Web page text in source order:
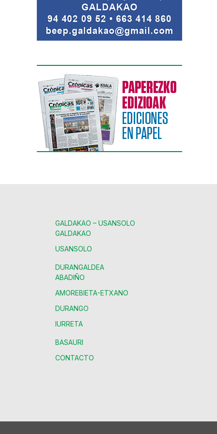
GALDAKAO – USANSOLO
GALDAKAO
USANSOLO
DURANGALDEA
ABADIÑO
AMOREBIETA-ETXANO
DURANGO
IURRETA
BASAURI
CONTACTO